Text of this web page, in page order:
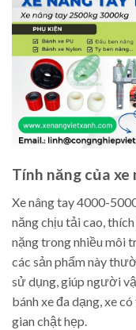
Tính năng của xe
Xe nâng tay 4000-
năng chịu tải cao,
nặng trong nhiều môi
các sản phẩm này
sử dụng, giúp người
bánh xe đa dạng, xe
gian chật hẹp.